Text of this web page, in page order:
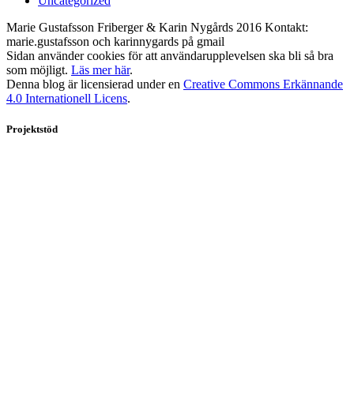
Marie Gustafsson Friberger & Karin Nygårds 2016 Kontakt:
marie.gustafsson och karinnygards på gmail
Sidan använder cookies för att användarupplevelsen ska bli så bra
som möjligt. Läs mer här.
Denna blog är licensierad under en Creative Commons Erkännande
4.0 Internationell Licens.
Projektstöd